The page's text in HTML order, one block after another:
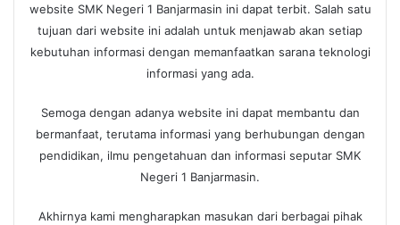
website SMK Negeri 1 Banjarmasin ini dapat terbit. Salah satu
tujuan dari website ini adalah untuk menjawab akan setiap
kebutuhan informasi dengan memanfaatkan sarana teknologi
informasi yang ada.
Semoga dengan adanya website ini dapat membantu dan
bermanfaat, terutama informasi yang berhubungan dengan
pendidikan, ilmu pengetahuan dan informasi seputar SMK
Negeri 1 Banjarmasin.
Akhirnya kami mengharapkan masukan dari berbagai pihak